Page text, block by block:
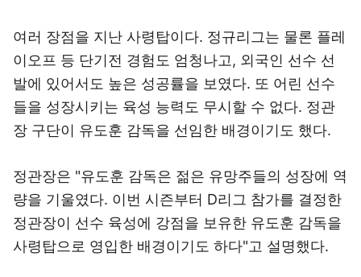
여러 장점을 지난 사령탑이다. 정규리그는 물론 플레
이오프 등 단기전 경험도 엄청나고, 외국인 선수 선
발에 있어서도 높은 성공률을 보였다. 또 어린 선수
들을 성장시키는 육성 능력도 무시할 수 없다. 정관
장 구단이 유도훈 감독을 선임한 배경이기도 했다.
정관장은 "유도훈 감독은 젊은 유망주들의 성장에 역
량을 기울였다. 이번 시즌부터 D리그 참가를 결정한
정관장이 선수 육성에 강점을 보유한 유도훈 감독을
사령탑으로 영입한 배경이기도 하다"고 설명했다.